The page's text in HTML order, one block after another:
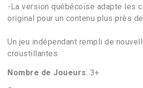
-La version québécoise adapte les
original pour un contenu plus près
Un jeu indépendant rempli de
croustillantes
Nombre de Joueurs: 3+